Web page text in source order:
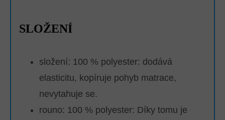
SLOŽENÍ
složení: 100 % polyester: dodává
elasticitu, kopíruje pohyb matrace,
nevytahuje se.
rouno: 100 % polyester: Díky tomu je